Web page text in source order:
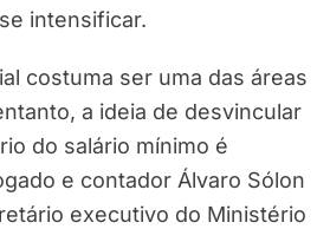
intensificar.
costuma ser uma das áreas
a ideia de desvincular
do salário mínimo é
e contador Álvaro Sólon
executivo do Ministério